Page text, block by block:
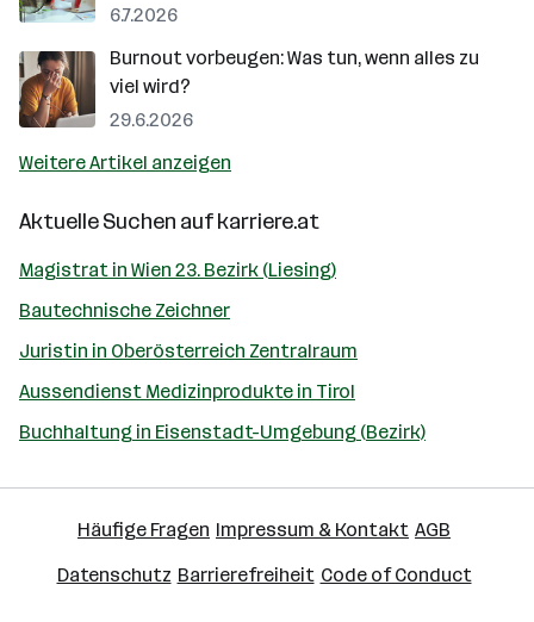
6.7.2026
Burnout vorbeugen: Was tun, wenn alles zu
viel wird?
29.6.2026
Weitere Artikel anzeigen
Aktuelle Suchen aufkarriere.at
Magistrat in Wien 23. Bezirk (Liesing)
Bautechnische Zeichner
Juristin in Oberösterreich Zentralraum
Aussendienst Medizinprodukte in Tirol
Buchhaltung in Eisenstadt-Umgebung (Bezirk)
Häufige Fragen Impressum & Kontakt AGB
Datenschutz Barrierefreiheit Code of Conduct